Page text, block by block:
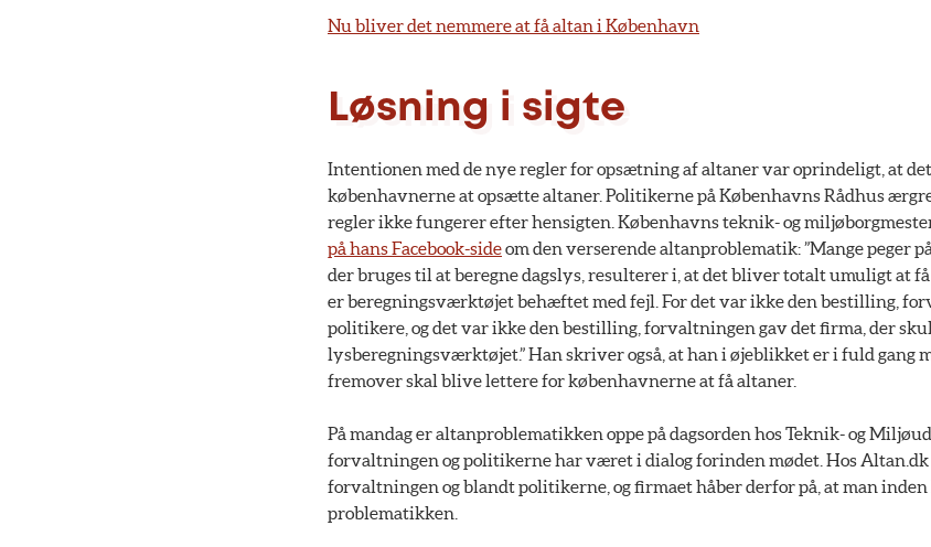
Nu bliver det nemmere at få altan i København
Løsning i sigte
Intentionen med de nye regler for opsætning af altaner var oprindeligt, at
københavnerne at opsætte altaner. Politikerne på Københavns Rådhus
regler ikke fungerer efter hensigten. Københavns teknik- og
på hans Facebook-sideom den verserende altanproblematik: ”Mange peger
der bruges til at beregne dagslys, resulterer i, at det bliver totalt umuligt at
er beregningsværktøjet behæftet med fejl. For det var ikke den bestilling,
politikere, og det var ikke den bestilling, forvaltningen gav det firma, der
lysberegningsværktøjet.” Han skriver også, at han i øjeblikket er i fuld gang
fremover skal blive lettere for københavnerne at få altaner.
På mandag er altanproblematikken oppe på dagsorden hos Teknik- og
forvaltningen og politikerne har været i dialog forinden mødet. Hos Altan.dk
forvaltningen og blandt politikerne, og firmaet håber derfor på, at man
problematikken.